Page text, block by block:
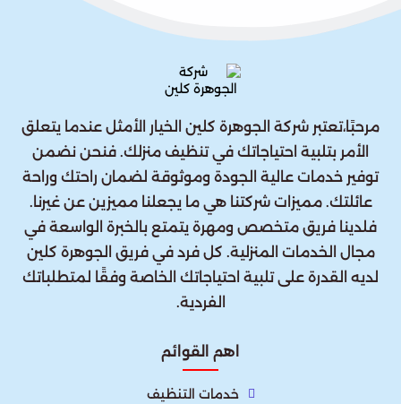
مرحبًا،تعتبر شركة الجوهرة كلين الخيار الأمثل عندما يتعلق
الأمر بتلبية احتياجاتك في تنظيف منزلك. فنحن نضمن
توفير خدمات عالية الجودة وموثوقة لضمان راحتك وراحة
عائلتك. مميزات شركتنا هي ما يجعلنا مميزين عن غيرنا.
فلدينا فريق متخصص ومهرة يتمتع بالخبرة الواسعة في
مجال الخدمات المنزلية. كل فرد في فريق الجوهرة كلين
لديه القدرة على تلبية احتياجاتك الخاصة وفقًا لمتطلباتك
الفردية.
اهم القوائم
خدمات التنظيف